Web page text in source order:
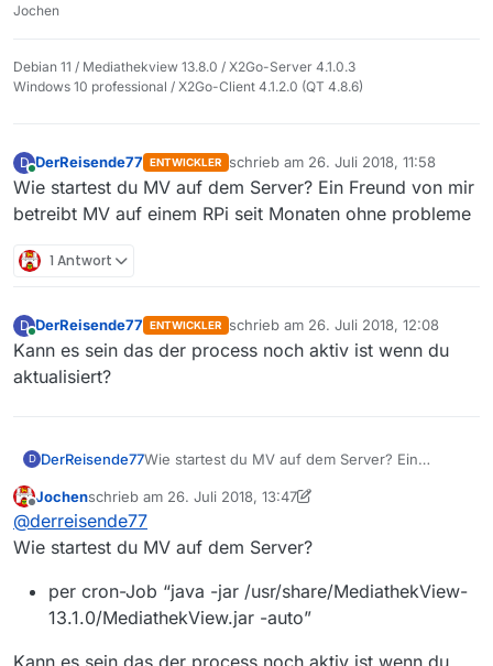
Jochen
Debian 11 / Mediathekview 13.8.0 / X2Go-Server 4.1.0.3
Windows 10 professional / X2Go-Client 4.1.2.0 (QT 4.8.6)
D
Online
DerReisende77 ENTWICKLER schrieb am 26. Juli 2018, 11:58
zuletzt editiert von
Wie startest du MV auf dem Server? Ein Freund von mir
betreibt MV auf einem RPi seit Monaten ohne probleme
1 Antwort
D DerReisende77 ENTWICKLER schrieb am 26. Juli 2018, 12:08
zuletzt editiert von
Kann es sein das der process noch aktiv ist wenn du
aktualisiert?
D DerReisende77Wie startest du MV auf dem Server? Ein
Monaten ohne probleme
Offline
Jochenschrieb am 26. Juli 2018, 13:47
zuletzt editiert von Jochen
@derreisende77
Wie startest du MV auf dem Server?
per cron-Job “java -jar /usr/share/MediathekView-
13.1.0/MediathekView.jar -auto”